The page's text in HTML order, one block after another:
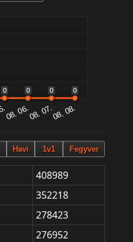
408989
352218
278423
276952